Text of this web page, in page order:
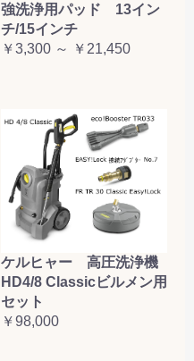
強洗浄用パッド 13イン
チ/15インチ
￥3,300 ～ ￥21,450
ケルヒャー 高圧洗浄機
HD4/8 Classicビルメン用
セット
￥98,000